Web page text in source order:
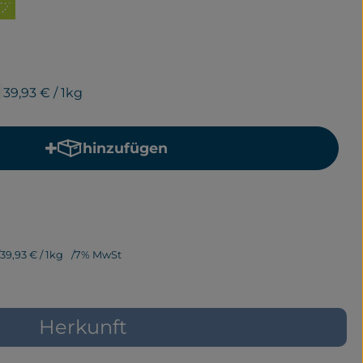
39,93 € / 1kg
hinzufügen
Produkt zum Warenkorb hinzufügen
39,93 € / 1kg 7% MwSt
Herkunft